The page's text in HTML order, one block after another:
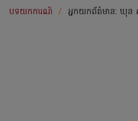
បទយកការណ៍ / អ្នកយកព័ត៌មាន: ឃុន